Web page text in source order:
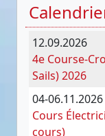
12.09.2026
4e Course-
Sails) 2026
04-06.11.2026
Cours
cours)